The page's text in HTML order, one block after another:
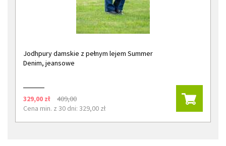
Jodhpury damskie z pełnym lejem Summer
Denim, jeansowe
329,00 zł
409,00
Cena min. z 30 dni: 329,00 zł